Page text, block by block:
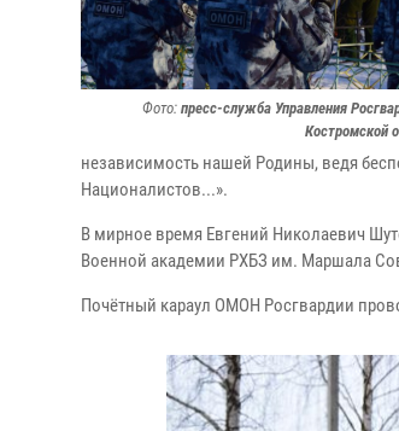
Фото: пресс-служба Управления
Костромской
независимость нашей Родины, ведя
Националистов...».
В мирное время Евгений Николаевич
Военной академии РХБЗ им. Маршала
Почётный караул ОМОН Росгвардии